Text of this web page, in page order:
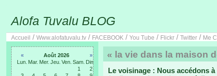
Alofa Tuvalu BLOG
Accueil / Www.alofatuvalu.tv / FACEBOOK / You Tube / Flickr / Twitter / Me
« Août 2026
»
Lun. Mar. Mer. Jeu. Ven. Sam. Dim.
1
2
« la vie dans la maison
Le voisinage : Nous accédons